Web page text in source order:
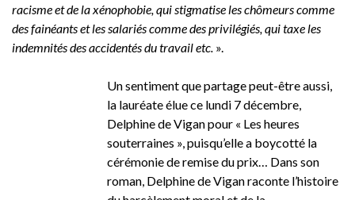
racisme et de la xénophobie, qui stigmatise les chômeurs comme
des fainéants et les salariés comme des privilégiés, qui taxe les
indemnités des accidentés du travail etc. ».
Un sentiment que partage peut-être aussi,
la lauréate élue ce lundi 7 décembre,
Delphine de Vigan pour « Les heures
souterraines », puisqu’elle a boycotté la
cérémonie de remise du prix… Dans son
roman, Delphine de Vigan raconte l’histoire